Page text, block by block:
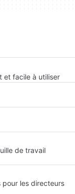
et facile à utiliser
de travail
les directeurs